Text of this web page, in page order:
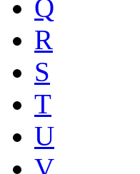
Q
R
S
T
U
V